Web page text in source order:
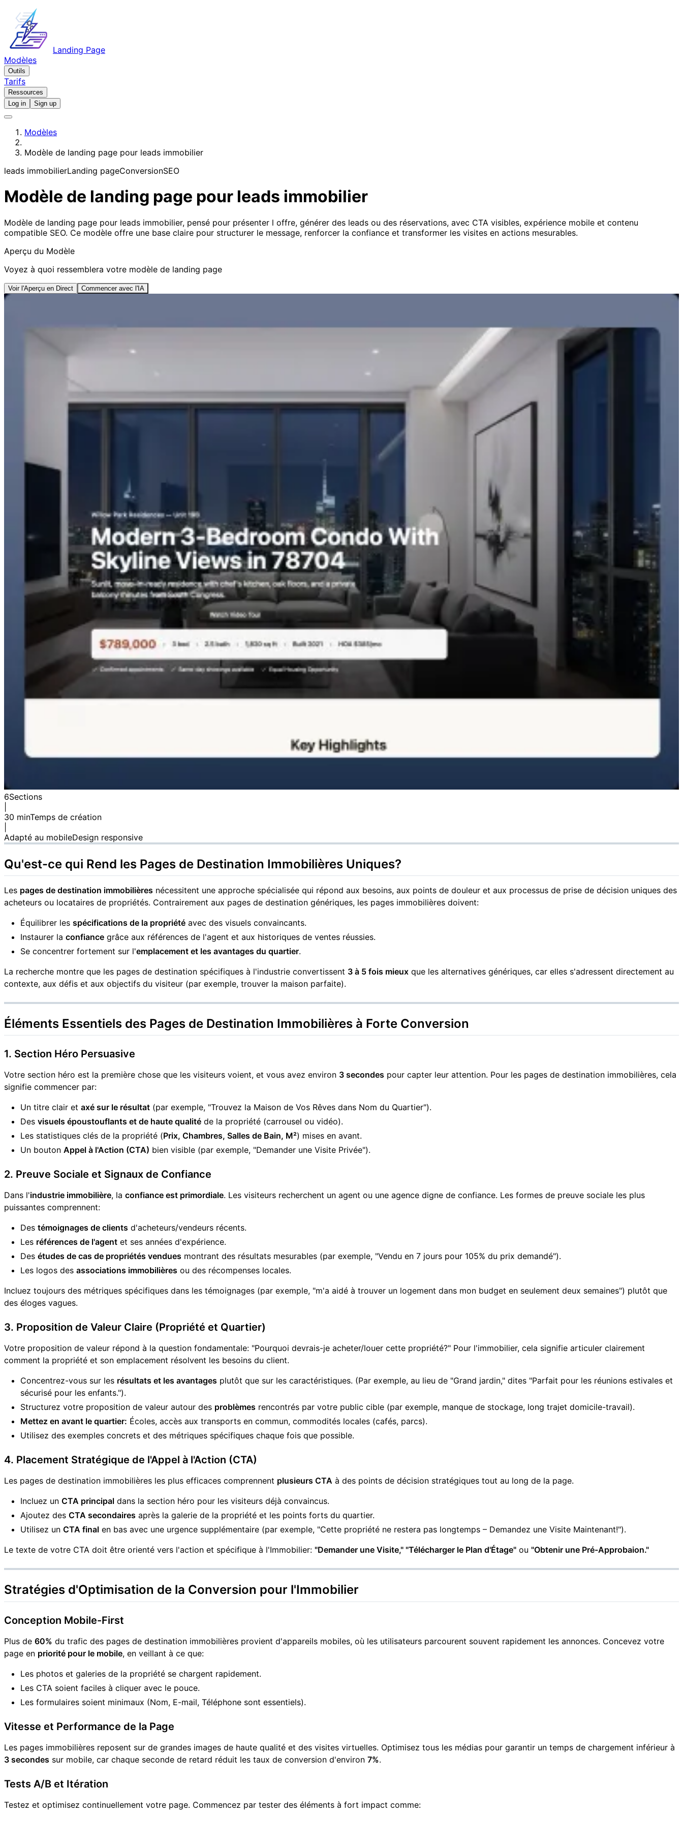
Landing Page
Modèles
Outils
Tarifs
Ressources
Log in
Sign up
Modèles
Modèle de landing page pour leads immobilier
leads immobilierLanding pageConversionSEO
Modèle de landing page pour leads immobilier
Modèle de landing page pour leads immobilier, pensé pour présenter l offre, générer des leads ou des réservations, avec CTA visibles, expérience mobile et contenu
compatible SEO. Ce modèle offre une base claire pour structurer le message, renforcer la confiance et transformer les visites en actions mesurables.
Aperçu du Modèle
Voyez à quoi ressemblera votre modèle de landing page
Voir l'Aperçu en Direct Commencer avec l'IA
6Sections
30 minTemps de création
Adapté au mobileDesign responsive
Qu'est-ce qui Rend les Pages de Destination Immobilières Uniques?
Les pages de destination immobilières nécessitent une approche spécialisée qui répond aux besoins, aux points de douleur et aux processus de prise de décision uniques des
acheteurs ou locataires de propriétés. Contrairement aux pages de destination génériques, les pages immobilières doivent:
Équilibrer les spécifications de la propriété avec des visuels convaincants.
Instaurer la confiance grâce aux références de l'agent et aux historiques de ventes réussies.
Se concentrer fortement sur l'emplacement et les avantages du quartier.
La recherche montre que les pages de destination spécifiques à l'industrie convertissent 3 à 5 fois mieux que les alternatives génériques, car elles s'adressent directement au
contexte, aux défis et aux objectifs du visiteur (par exemple, trouver la maison parfaite).
Éléments Essentiels des Pages de Destination Immobilières à Forte Conversion
1. Section Héro Persuasive
Votre section héro est la première chose que les visiteurs voient, et vous avez environ 3 secondes pour capter leur attention. Pour les pages de destination immobilières, cela
signifie commencer par:
Un titre clair et axé sur le résultat (par exemple, "Trouvez la Maison de Vos Rêves dans Nom du Quartier").
Des visuels époustouflants et de haute qualité de la propriété (carrousel ou vidéo).
Les statistiques clés de la propriété (Prix, Chambres, Salles de Bain, M²) mises en avant.
Un bouton Appel à l'Action (CTA) bien visible (par exemple, "Demander une Visite Privée").
2. Preuve Sociale et Signaux de Confiance
Dans l'industrie immobilière, la confiance est primordiale. Les visiteurs recherchent un agent ou une agence digne de confiance. Les formes de preuve sociale les plus
puissantes comprennent:
Des témoignages de clients d'acheteurs/vendeurs récents.
Les références de l'agent et ses années d'expérience.
Des études de cas de propriétés vendues montrant des résultats mesurables (par exemple, "Vendu en 7 jours pour 105% du prix demandé").
Les logos des associations immobilières ou des récompenses locales.
Incluez toujours des métriques spécifiques dans les témoignages (par exemple, "m'a aidé à trouver un logement dans mon budget en seulement deux semaines") plutôt que
des éloges vagues.
3. Proposition de Valeur Claire (Propriété et Quartier)
Votre proposition de valeur répond à la question fondamentale: "Pourquoi devrais-je acheter/louer cette propriété?" Pour l'immobilier, cela signifie articuler clairement
comment la propriété et son emplacement résolvent les besoins du client.
Concentrez-vous sur les résultats et les avantages plutôt que sur les caractéristiques. (Par exemple, au lieu de "Grand jardin," dites "Parfait pour les réunions estivales et
sécurisé pour les enfants.").
Structurez votre proposition de valeur autour des problèmes rencontrés par votre public cible (par exemple, manque de stockage, long trajet domicile-travail).
Mettez en avant le quartier: Écoles, accès aux transports en commun, commodités locales (cafés, parcs).
Utilisez des exemples concrets et des métriques spécifiques chaque fois que possible.
4. Placement Stratégique de l'Appel à l'Action (CTA)
Les pages de destination immobilières les plus efficaces comprennent plusieurs CTA à des points de décision stratégiques tout au long de la page.
Incluez un CTA principal dans la section héro pour les visiteurs déjà convaincus.
Ajoutez des CTA secondaires après la galerie de la propriété et les points forts du quartier.
Utilisez un CTA final en bas avec une urgence supplémentaire (par exemple, "Cette propriété ne restera pas longtemps – Demandez une Visite Maintenant!").
Le texte de votre CTA doit être orienté vers l'action et spécifique à l'Immobilier: "Demander une Visite," "Télécharger le Plan d'Étage" ou "Obtenir une Pré-Approbaion."
Stratégies d'Optimisation de la Conversion pour l'Immobilier
Conception Mobile-First
Plus de 60% du trafic des pages de destination immobilières provient d'appareils mobiles, où les utilisateurs parcourent souvent rapidement les annonces. Concevez votre
page en priorité pour le mobile, en veillant à ce que:
Les photos et galeries de la propriété se chargent rapidement.
Les CTA soient faciles à cliquer avec le pouce.
Les formulaires soient minimaux (Nom, E-mail, Téléphone sont essentiels).
Vitesse et Performance de la Page
Les pages immobilières reposent sur de grandes images de haute qualité et des visites virtuelles. Optimisez tous les médias pour garantir un temps de chargement inférieur à
3 secondes sur mobile, car chaque seconde de retard réduit les taux de conversion d'environ 7%.
Tests A/B et Itération
Testez et optimisez continuellement votre page. Commencez par tester des éléments à fort impact comme: